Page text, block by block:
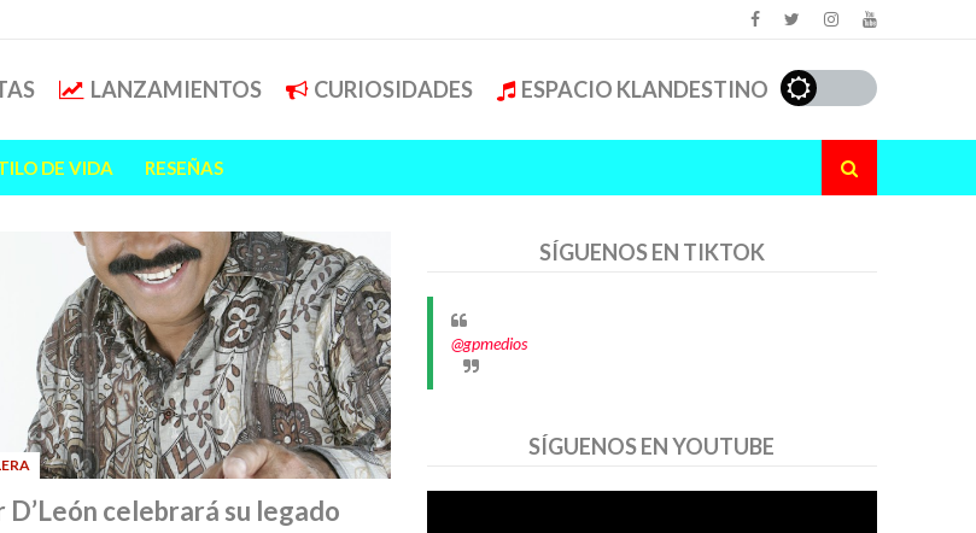
LANZAMIENTOS CURIOSIDADES ESPACIO KLANDESTINO
DE VIDA RESEÑAS
D’León celebrará su legado
SÍGUENOS EN TIKTOK
@gpmedios
SÍGUENOS EN YOUTUBE